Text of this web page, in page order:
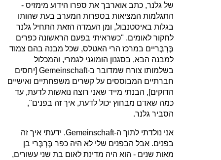
של גלנר, כתב אוארבך את ספרו הידוע מימזיס ‑
התגלמות המציאות בספרות המערב בעת שהותו
בגלות באיסטנבול, ומן העמדה הזאת התחיל גלנר
לחקור לאומים. "כשראיתי בפעם הראשונה כפרים
בֶּרְבֶּריים במרכז הרי האטלס, שכל מבנה בהם צמוד
למבנה הבא, בסגנון הומוגני לגמרי, והמכלול
בשלמותו צורח שמדובר ב‑Gemeinschaft [יחסים
חברתיים המבוססים על קשרים משפחתיים ואישיים
הדוקים], הבנתי מייד שאני רוצה נואשות לדעת, עד
כמה שאדם מבחוץ יכול לדעת, איך זה בפנים",
הסביר גלנר.
אני נולדתי לתוך ה‑Gemeinschaft. ידעתי איך זה
בפנים. אבל הבפנים שלי לא היה כפר בֶּרְבֶּרי בן
מאות שנים ‑ הוא היה מדינת לאום בת שני עשורים,